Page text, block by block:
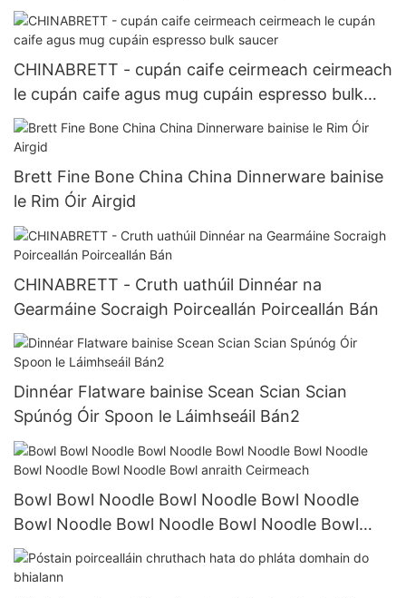
agus tacar saucer
CHINABRETT - cupán caife ceirmeach ceirmeach
le cupán caife agus mug cupáin espresso bulk
saucer
Brett Fine Bone China China Dinnerware bainise
le Rim Óir Airgid
CHINABRETT - Cruth uathúil Dinnéar na
Gearmáine Socraigh Poirceallán Poirceallán Bán
Dinnéar Flatware bainise Scean Scian Scian
Spúnóg Óir Spoon le Láimhseáil Bán2
Bowl Bowl Noodle Bowl Noodle Bowl Noodle
Bowl Noodle Bowl Noodle Bowl Noodle Bowl
anraith Ceirmeach